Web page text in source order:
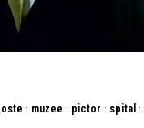
· muzee · pictor · spital ·